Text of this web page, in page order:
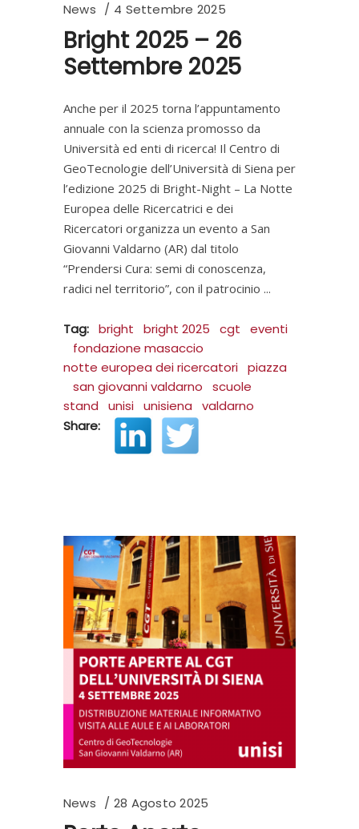
News 4 Settembre 2025
Bright 2025 – 26
Settembre 2025
Anche per il 2025 torna l’appuntamento
annuale con la scienza promosso da
Università ed enti di ricerca! Il Centro di
GeoTecnologie dell’Università di Siena per
l’edizione 2025 di Bright-Night – La Notte
Europea delle Ricercatrici e dei
Ricercatori organizza un evento a San
Giovanni Valdarno (AR) dal titolo
“Prendersi Cura: semi di conoscenza,
radici nel territorio”, con il patrocinio
Tag: bright bright 2025 cgt
eventi
fondazione masaccio
notte europea dei ricercatori piazza
san giovanni valdarno
scuole
stand
unisi unisiena
valdarno
Share:
News 28 Agosto 2025